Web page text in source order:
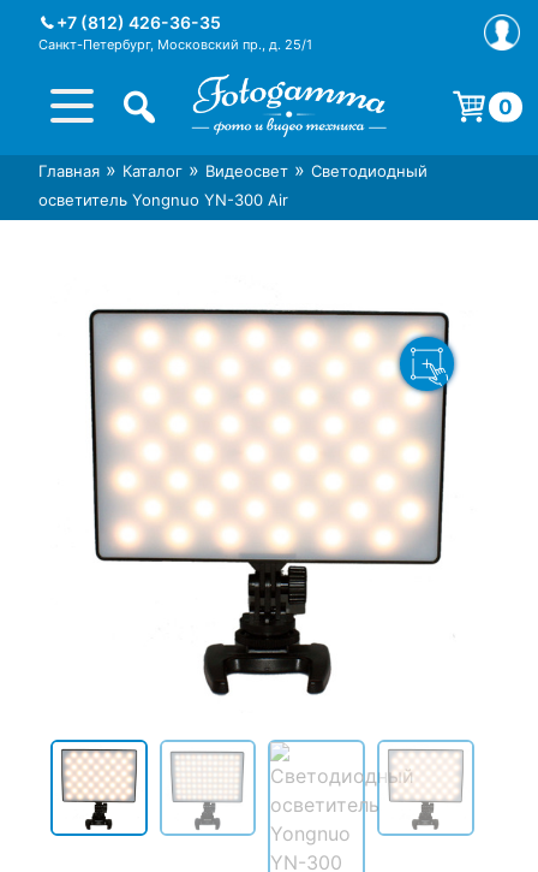
+7 (812) 426-36-35
Санкт-Петербург, Московский пр., д. 25/1
Интернет-магазин фототехники
Foto-Gamma в СПб
Магазин фотоаксессуаров foto-
gamma.ru
0
Корзина пуста.
Главная » Каталог » Видеосвет » Светодиодный
осветитель Yongnuo YN-300 Air